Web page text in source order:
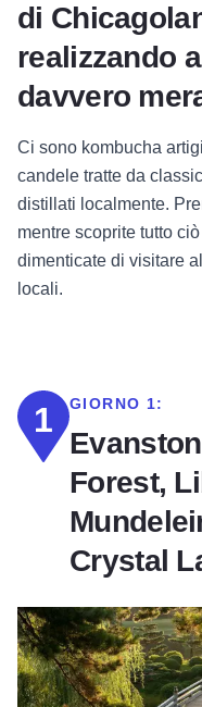
di
realizzando
davvero
Ci sono kombucha
candele tratte da
distillati localmente.
mentre scoprite tutto
dimenticate di visitare
locali.
1 GIORNO 1:
Forest,
Crystal